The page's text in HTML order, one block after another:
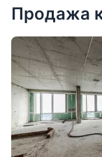
Продажа